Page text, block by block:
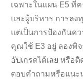
เฉพาะในแผน E5 ที่
และผู้บริหาร การลง
แต่เป็นการป้องกันค
คุณใช้ E3 อยู่ ลองพิจ
อัปเกรดได้เลย หรือ
ตอบคำถามหรือแนะ